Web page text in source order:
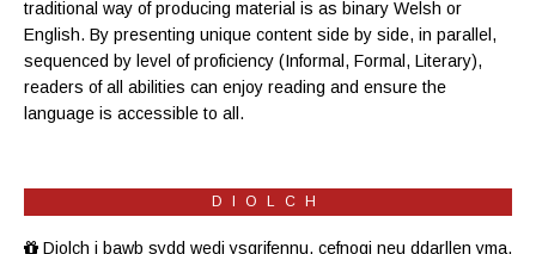
traditional way of producing material is as binary Welsh or
English. By presenting unique content side by side, in parallel,
sequenced by level of proficiency (Informal, Formal, Literary),
readers of all abilities can enjoy reading and ensure the
language is accessible to all.
DIOLCH
Diolch i bawb sydd wedi ysgrifennu, cefnogi neu ddarllen yma.